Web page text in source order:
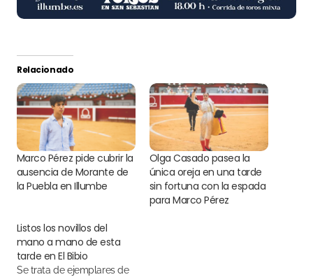
Relacionado
Marco Pérez pide cubrir la
ausencia de Morante de
la Puebla en Illumbe
Olga Casado pasea la
única oreja en una tarde
sin fortuna con la espada
para Marco Pérez
Listos los novillos del
mano a mano de esta
tarde en El Bibio
Se trata de ejemplares de